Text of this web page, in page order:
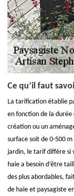
Ce qu’il faut
La tarification établie
en fonction de la
création ou un
surface soit de 0-500
jardin, le tarif diffère si
haie a besoin d’être
des plus abordables,
de haie et paysagiste